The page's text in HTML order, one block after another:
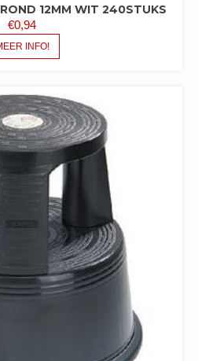
12MM WIT 240STUKS
€0,94
INFO!